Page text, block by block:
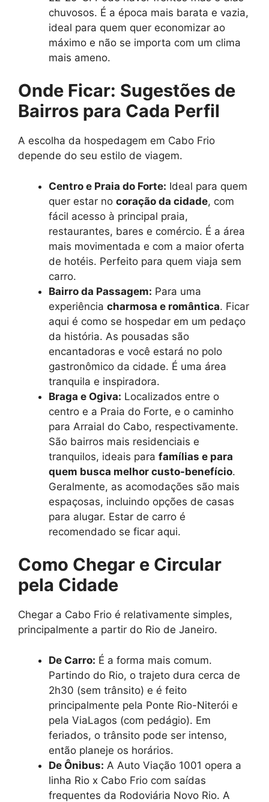
chuvosos. É a época mais barata e vazia,
ideal para quem quer economizar ao
máximo e não se importa com um clima
mais ameno.
Onde Ficar: Sugestões de
Bairros para Cada Perfil
A escolha da hospedagem em Cabo Frio
depende do seu estilo de viagem.
Centro e Praia do Forte: Ideal para quem
quer estar no coração da cidade, com
fácil acesso à principal praia,
restaurantes, bares e comércio. É a área
mais movimentada e com a maior oferta
de hotéis. Perfeito para quem viaja sem
carro.
Bairro da Passagem: Para uma
experiência charmosa e romântica. Ficar
aqui é como se hospedar em um pedaço
da história. As pousadas são
encantadoras e você estará no polo
gastronômico da cidade. É uma área
tranquila e inspiradora.
Braga e Ogiva: Localizados entre o
centro e a Praia do Forte, e o caminho
para Arraial do Cabo, respectivamente.
São bairros mais residenciais e
tranquilos, ideais para famílias e para
quem busca melhor custo-benefício.
Geralmente, as acomodações são mais
espaçosas, incluindo opções de casas
para alugar. Estar de carro é
recomendado se ficar aqui.
Como Chegar e Circular
pela Cidade
Chegar a Cabo Frio é relativamente simples,
principalmente a partir do Rio de Janeiro.
De Carro: É a forma mais comum.
Partindo do Rio, o trajeto dura cerca de
2h30 (sem trânsito) e é feito
principalmente pela Ponte Rio-Niterói e
pela ViaLagos (com pedágio). Em
feriados, o trânsito pode ser intenso,
então planeje os horários.
De Ônibus: A Auto Viação 1001 opera a
linha Rio x Cabo Frio com saídas
frequentes da Rodoviária Novo Rio. A